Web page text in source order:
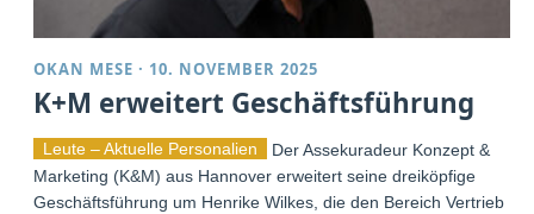
OKAN MESE · 10. NOVEMBER 2025
K+M erweitert Geschäftsführung
Leute – Aktuelle Personalien
Der Assekuradeur Konzept &
Marketing (K&M) aus Hannover erweitert seine dreiköpfige
Geschäftsführung um Henrike Wilkes, die den Bereich Vertrieb